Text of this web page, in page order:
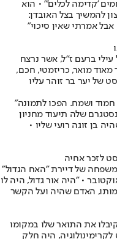
'קדימה לכלים'" • הוא
להמשיך בצל האובדן:
אמרתי שאין סיכוי"
ברעם ז"ל, אשר נרצח
מאוד מואר, כריזמטי, חכם,
של יער בר זוהר עליו
חמוד ושמח. הפכו לתמונה״
שלה תיעוד מחניון
בן זוגה רועי שליו •
לזכר אחיה
של דיירת "האח הגדול"
• "היה אור גדול, היה לו
מותו, האדם שהיה ועל הקשר
את התואר שלו במקומו
היה חלק